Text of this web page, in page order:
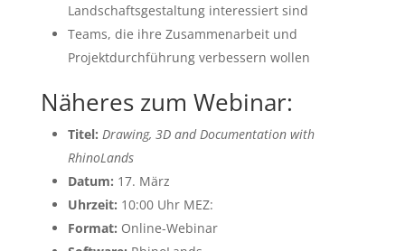
Landschaftsgestaltung interessiert sind
Teams, die ihre Zusammenarbeit und
Projektdurchführung verbessern wollen
Näheres zum Webinar:
Titel: Drawing, 3D and Documentation with
RhinoLands
Datum: 17. März
Uhrzeit: 10:00 Uhr MEZ:
Format: Online-Webinar